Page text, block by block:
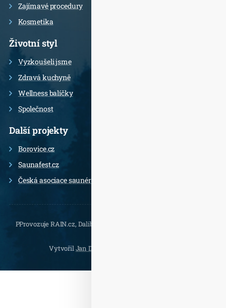
Zajímavé procedury
Kosmetika
Životní styl
Vyzkoušeli jsme
Zdravá kuchyně
Wellness balíčky
Společnost
Další projekty
Borovice.cz
Saunafest.cz
Česká asociace saunérů
PProvozuje RAIN.cz, Daliborova 22a, 102 00 Praha 10 - Hostivař,
VytvořilJan Doušek